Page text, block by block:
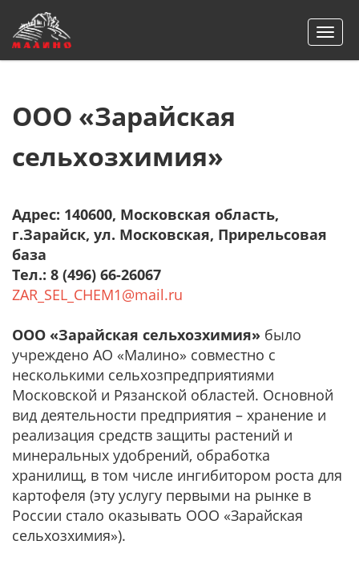
ООО «Зарайская
сельхозхимия»
Адрес: 140600, Московская область,
г.Зарайск, ул. Московская, Прирельсовая
база
Тел.: 8 (496) 66-26067
ZAR_SEL_CHEM1@mail.ru
ООО «Зарайская сельхозхимия» было
учреждено АО «Малино» совместно с
несколькими сельхозпредприятиями
Московской и Рязанской областей. Основной
вид деятельности предприятия – хранение и
реализация средств защиты растений и
минеральных удобрений, обработка
хранилищ, в том числе ингибитором роста для
картофеля (эту услугу первыми на рынке в
России стало оказывать ООО «Зарайская
сельхозхимия»).